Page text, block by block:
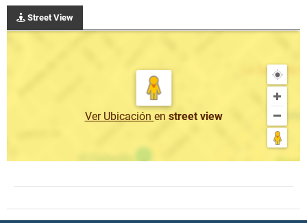
Street View
Ver Ubicación en street view